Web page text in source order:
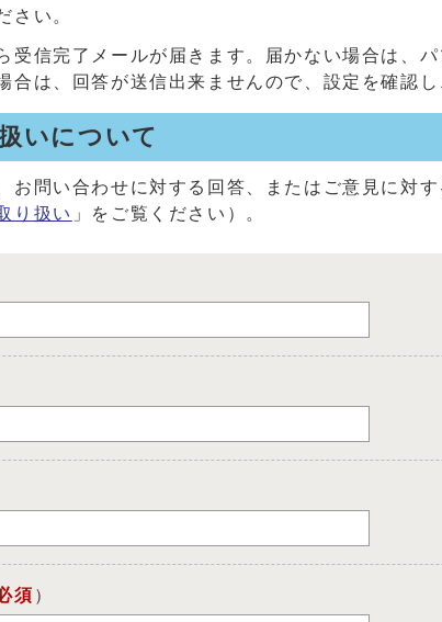
さい。
受信完了メールが届きます。届かない場合は、
合は、回答が送信出来ませんので、設定を確認
いについて
お問い合わせに対する回答、またはご意見に対
り扱い 」をご覧ください）。
須 ）